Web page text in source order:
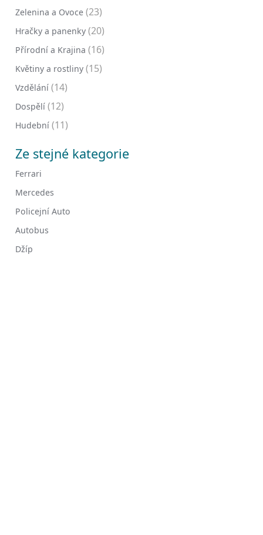
Zelenina a Ovoce (23)
Hračky a panenky (20)
Přírodní a Krajina (16)
Květiny a rostliny (15)
Vzdělání (14)
Dospělí (12)
Hudební (11)
Ze stejné kategorie
Ferrari
Mercedes
Policejní Auto
Autobus
Džíp